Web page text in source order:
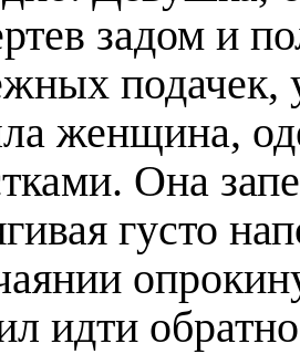
задом и
подачек,
женщина,
Она
густо
идти